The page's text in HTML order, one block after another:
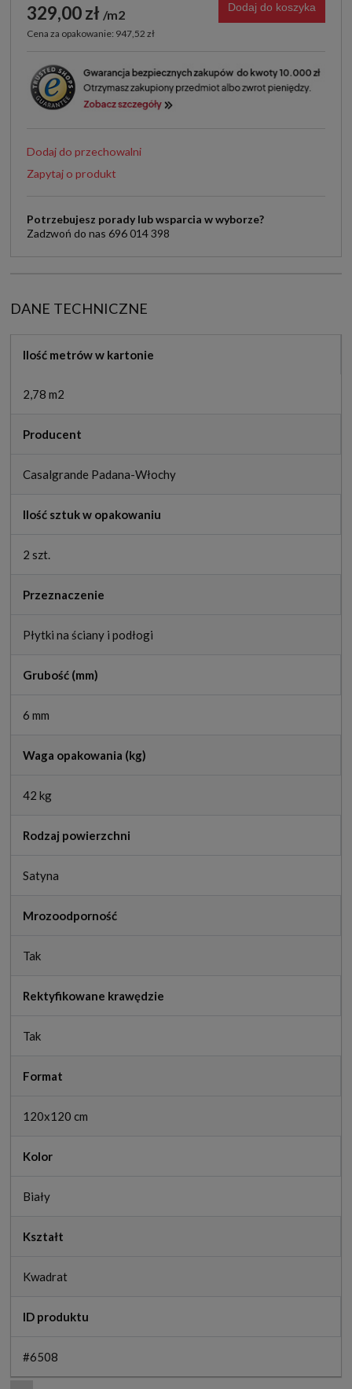
329,00 zł m2
Cena za opakowanie: 947,52 zł
Dodaj do koszyka
Dodaj do przechowalni
Zapytaj o produkt
Potrzebujesz porady lub wsparcia w wyborze?
Zadzwoń do nas 696 014 398
DANE TECHNICZNE
Ilość metrów w kartonie
2,78 m2
Producent
Casalgrande Padana-Włochy
Ilość sztuk w opakowaniu
2 szt.
Przeznaczenie
Płytki na ściany i podłogi
Grubość (mm)
6 mm
Waga opakowania (kg)
42 kg
Rodzaj powierzchni
Satyna
Mrozoodporność
Tak
Rektyfikowane krawędzie
Tak
Format
120x120 cm
Kolor
Biały
Kształt
Kwadrat
ID produktu
#6508